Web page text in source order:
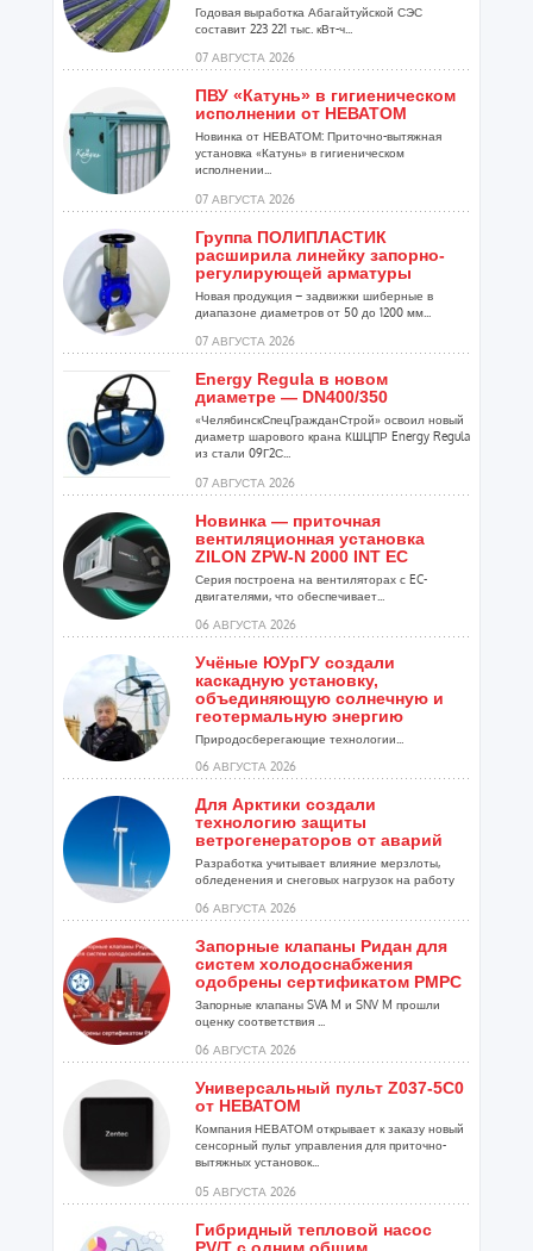
Годовая выработка Абагайтуйской СЭС
составит 223 221 тыс. кВт-ч...
07 АВГУСТА 2026
ПВУ «Катунь» в гигиеническом
исполнении от НЕВАТОМ
Новинка от НЕВАТОМ: Приточно-вытяжная
установка «Катунь» в гигиеническом
исполнении...
07 АВГУСТА 2026
Группа ПОЛИПЛАСТИК
расширила линейку запорно-
регулирующей арматуры
Новая продукция – задвижки шиберные в
диапазоне диаметров от 50 до 1200 мм...
07 АВГУСТА 2026
Energy Regula в новом
диаметре — DN400/350
«ЧелябинскСпецГражданСтрой» освоил новый
диаметр шарового крана КШЦПР Energy Regula
из стали 09Г2С...
07 АВГУСТА 2026
Новинка — приточная
вентиляционная установка
ZILON ZPW-N 2000 INT EC
Серия построена на вентиляторах с EC-
двигателями, что обеспечивает...
06 АВГУСТА 2026
Учёные ЮУрГУ создали
каскадную установку,
объединяющую солнечную и
геотермальную энергию
Природосберегающие технологии...
06 АВГУСТА 2026
Для Арктики создали
технологию защиты
ветрогенераторов от аварий
Разработка учитывает влияние мерзлоты,
обледенения и снеговых нагрузок на работу
06 АВГУСТА 2026
Запорные клапаны Ридан для
систем холодоснабжения
одобрены сертификатом РМРС
Запорные клапаны SVA M и SNV M прошли
оценку соответствия ...
06 АВГУСТА 2026
Универсальный пульт Z037-5C0
от НЕВАТОМ
Компания НЕВАТОМ открывает к заказу новый
сенсорный пульт управления для приточно-
вытяжных установок...
05 АВГУСТА 2026
Гибридный тепловой насос
PV/T с одним общим